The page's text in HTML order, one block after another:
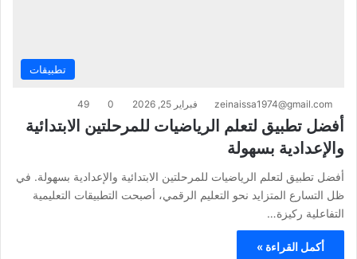
تطبيقات
zeinaissa1974@gmail.com فبراير 25, 2026 0
49
أفضل تطبيق لتعلم الرياضيات للمرحلتين الابتدائية
والإعدادية بسهولة
أفضل تطبيق لتعلم الرياضيات للمرحلتين الابتدائية والإعدادية بسهولة. في
ظل التسارع المتزايد نحو التعليم الرقمي، أصبحت التطبيقات التعليمية
التفاعلية ركيزة…
أكمل القراءة »